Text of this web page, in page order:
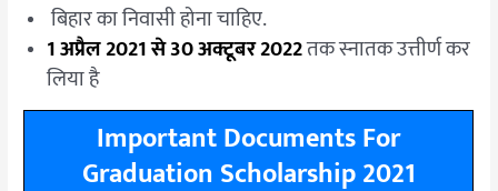
बिहार का निवासी होना चाहिए.
1 अप्रैल 2021 से 30 अक्टूबर 2022तक स्नातक उत्तीर्ण कर
लिया है
Important Documents For
Graduation Scholarship 2021